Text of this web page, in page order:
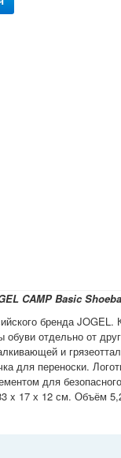
CAMP Basic
бренда JOGEL.
обуви отдельно от
и
для переноски.
для
x 17 х 12 см. Объём